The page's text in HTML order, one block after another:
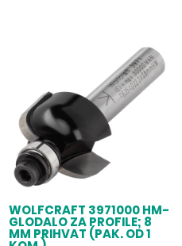
WOLFCRAFT 3971000 HM-
GLODALO ZA PROFILE; 8
MM PRIHVAT (PAK. OD 1